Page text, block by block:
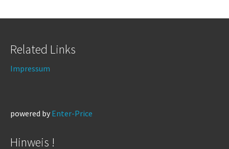
Related Links
Impressum
powered by Enter-Price
Hinweis !